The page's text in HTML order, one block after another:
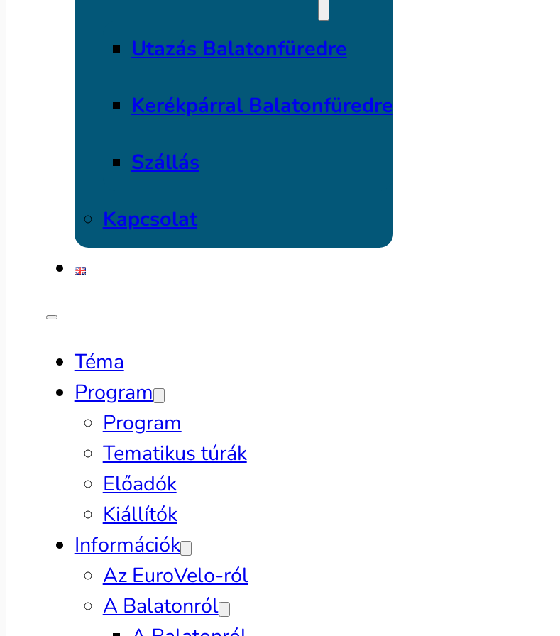
Utazás Balatonfüredre
Kerékpárral Balatonfüredre
Szállás
Kapcsolat
Téma
Program
Program
Tematikus túrák
Előadók
Kiállítók
Információk
Az EuroVelo-ról
A Balatonról